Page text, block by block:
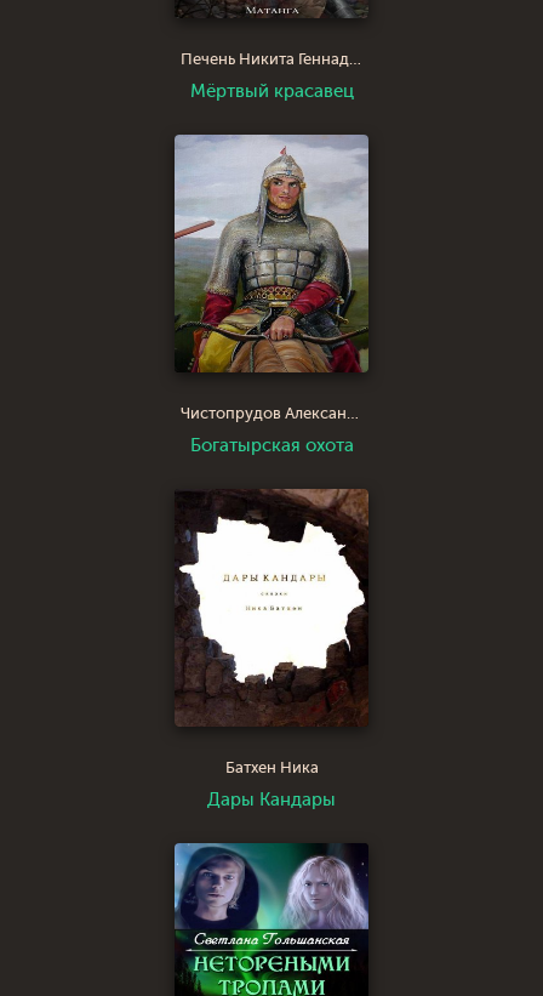
Печень Никита Геннадьевич Матанга
Мёртвый красавец
Чистопрудов Александр Юрьевич
Богатырская охота
Батхен Ника
Дары Кандары